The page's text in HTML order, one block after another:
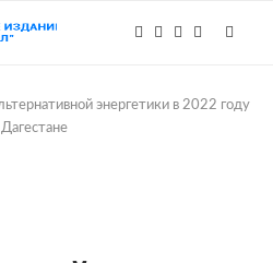
энергетики в 2022 году